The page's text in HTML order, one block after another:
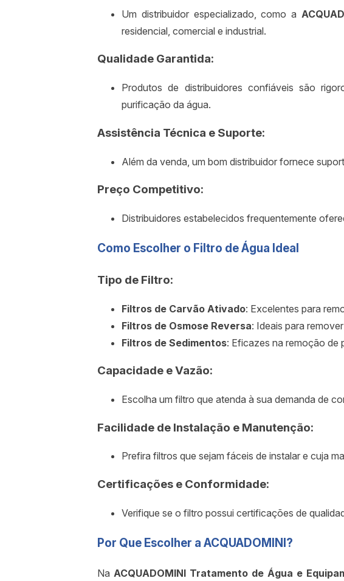
Um distribuidor especializado, como a
residencial, comercial e industrial.
Qualidade Garantida:
Produtos de distribuidores confiáveis são
purificação da água.
Assistência Técnica e Suporte:
Além da venda, um bom distribuidor fornece
Preço Competitivo:
Distribuidores estabelecidos frequentemente
Como Escolher o Filtro de Água Ideal
Tipo de Filtro:
Filtros de Carvão Ativado: Excelentes para
Filtros de Osmose Reversa: Ideais para
Filtros de Sedimentos: Eficazes na remoção de
Capacidade e Vazão:
Escolha um filtro que atenda à sua demanda de
Facilidade de Instalação e Manutenção:
Prefira filtros que sejam fáceis de instalar e cuja
Certificações e Conformidade:
Verifique se o filtro possui certificações de
Por Que Escolher a ACQUADOMINI?
Na ACQUADOMINI Tratamento de Água e